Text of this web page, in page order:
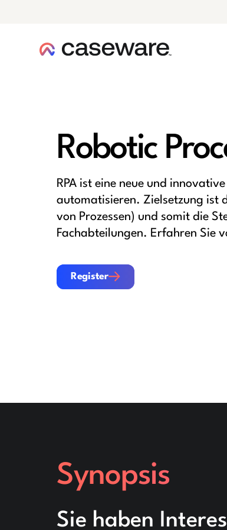
Robotic
RPA ist eine neue und
automatisieren. Zielsetzung ist
von Prozessen) und somit die
Fachabteilungen. Erfahren Sie
Register
Register
Synopsis
Sie haben